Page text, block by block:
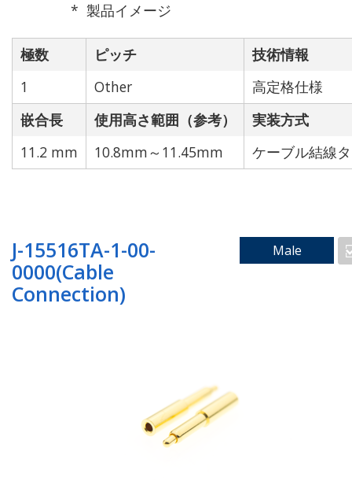
製品イメージ
極数 ピッチ
技術情報
1
Other
高定格仕様
嵌合長
使用高さ範囲（参考）
実装方式
11.2 mm
10.8mm～11.45mm ケーブル結線
J-15516TA-1-00-
0000(Cable
Connection)
Male